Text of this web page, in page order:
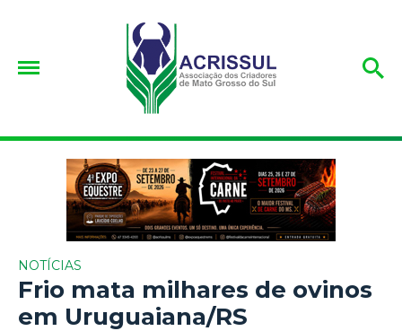
NOTÍCIAS
Frio mata milhares de ovinos
em Uruguaiana/RS